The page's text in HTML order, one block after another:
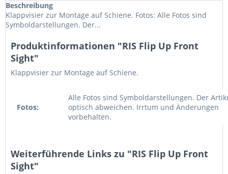
Beschreibung
Klappvisier zur Montage auf Schiene. Fotos: Alle Fotos sind
Symboldarstellungen. Der...
Produktinformationen "RIS Flip Up Front
Sight"
Klappvisier zur Montage auf Schiene.
Fotos:
Alle Fotos sind Symboldarstellungen. Der
optisch abweichen. Irrtum und Änderungen
vorbehalten.
Weiterführende Links zu "RIS Flip Up Front
Sight"